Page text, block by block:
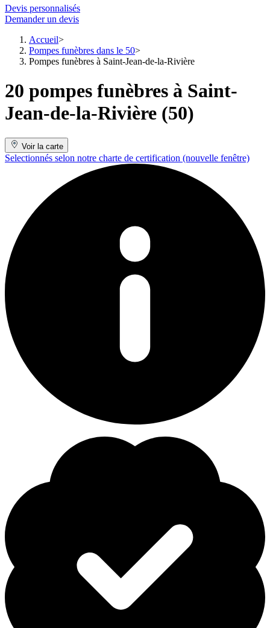
Devis personnalisés
Demander un devis
Accueil
Pompes funèbres dans le 50
Pompes funèbres à Saint-Jean-de-la-Rivière
20 pompes funèbres à Saint-
Jean-de-la-Rivière (50)
Voir la carte
Selectionnés selon notre charte de certification (nouvelle fenêtre)